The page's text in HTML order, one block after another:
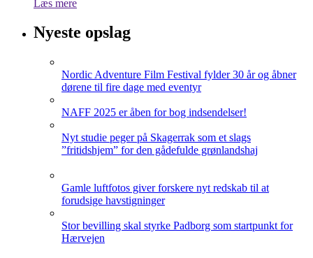
Læs mere
Nyeste opslag
Nordic Adventure Film Festival fylder 30 år og åbner
dørene til fire dage med eventyr
NAFF 2025 er åben for bog indsendelser!
Nyt studie peger på Skagerrak som et slags
”fritidshjem” for den gådefulde grønlandshaj
Gamle luftfotos giver forskere nyt redskab til at
forudsige havstigninger
Stor bevilling skal styrke Padborg som startpunkt for
Hærvejen